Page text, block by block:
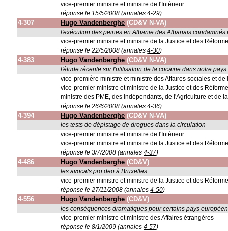
vice-premier ministre et ministre de l'Intérieur
réponse le 15/5/2008 (annales4-29)
4-307 Hugo Vandenberghe (CD&V N-VA)
l'exécution des peines en Albanie des Albanais condamnés
vice-premier ministre et ministre de la Justice et des
réponse le 22/5/2008 (annales4-30)
4-383 Hugo Vandenberghe (CD&V N-VA)
l'étude récente sur l'utilisation de la cocaïne dans notre pays
vice-première ministre et ministre des Affaires sociales et
vice-premier ministre et ministre de la Justice et des
ministre des PME, des Indépendants, de l'Agriculture et de
réponse le 26/6/2008 (annales4-36)
4-394 Hugo Vandenberghe (CD&V N-VA)
les tests de dépistage de drogues dans la circulation
vice-premier ministre et ministre de l'Intérieur
vice-premier ministre et ministre de la Justice et des
réponse le 3/7/2008 (annales4-37)
4-486 Hugo Vandenberghe (CD&V)
les avocats pro deo à Bruxelles
vice-premier ministre et ministre de la Justice et des
réponse le 27/11/2008 (annales4-50)
4-556 Hugo Vandenberghe (CD&V)
les conséquences dramatiques pour certains pays
vice-premier ministre et ministre des Affaires étrangères
réponse le 8/1/2009 (annales4-57)